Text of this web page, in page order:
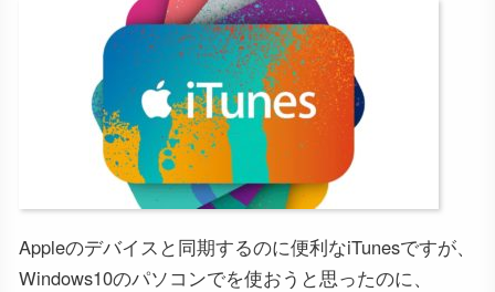
Appleのデバイスと同期するのに便利なiTunesですが、
Windows10のパソコンでを使おうと思ったのに、